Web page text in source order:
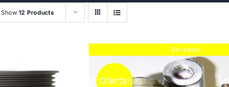
Show12 Products
Sin estoc
Oferta!